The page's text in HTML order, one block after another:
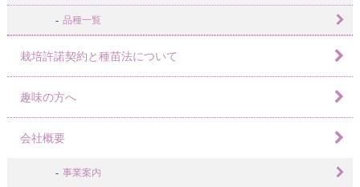
品種一覧
栽培許諾契約と種苗法について
趣味の方へ
会社概要
事業案内